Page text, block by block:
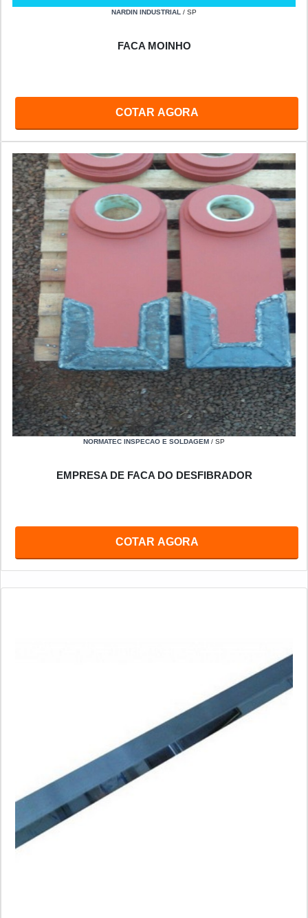
NARDIN INDUSTRIAL / SP
FACA MOINHO
COTAR AGORA
NORMATEC INSPECAO E SOLDAGEM / SP
EMPRESA DE FACA DO DESFIBRADOR
COTAR AGORA